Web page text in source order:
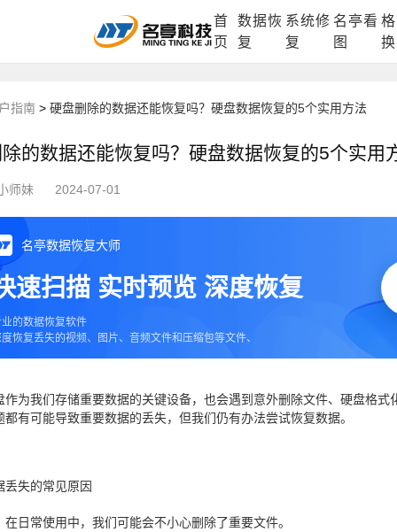
首
页
数据恢
复
系统修
复
名亭看
图
换
DLL修复中心 电脑数据恢复 格式化数据
指南 > 硬盘删除的数据还能恢复吗？硬盘数据恢复的5个实用方法
的数据还能恢复吗？硬盘数据恢复的5个实用
师妹 2024-07-01
名亭数据恢复大师
速扫描 实时预览 深度恢复
的数据恢复软件
恢复丢失的视频、图片、音频文件和压缩包等文件、
作为我们存储重要数据的关键设备，也会遇到意外删除文件、硬盘格
都有可能导致重要数据的丢失，但我们仍有办法尝试恢复数据。
丢失的常见原因
在日常使用中，我们可能会不小心删除了重要文件。